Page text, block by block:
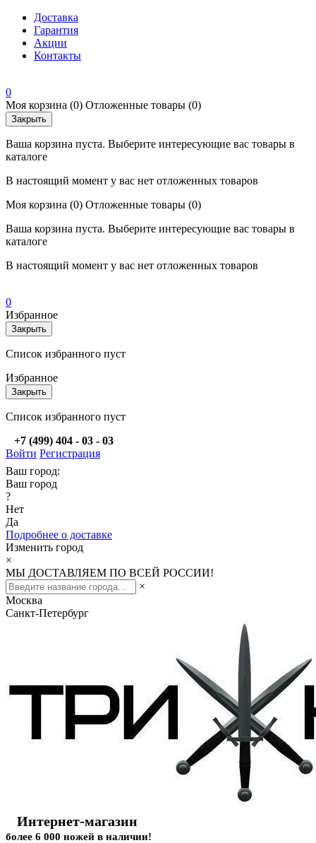
Доставка
Гарантия
Акции
Контакты
0
Моя корзина (0) Отложенные товары (0)
Закрыть
Ваша корзина пуста. Выберите интересующие вас товары в
каталоге
В настоящий момент у вас нет отложенных товаров
Моя корзина (0) Отложенные товары (0)
Ваша корзина пуста. Выберите интересующие вас товары в
каталоге
В настоящий момент у вас нет отложенных товаров
0
Избранное
Закрыть
Список избранного пуст
Избранное
Закрыть
Список избранного пуст
+7 (499) 404 - 03 - 03
Войти Регистрация
Ваш город:
Ваш город
?
Нет
Да
Подробнее о доставке
Изменить город
×
МЫ ДОСТАВЛЯЕМ ПО ВСЕЙ РОССИИ!
×
Москва
Санкт-Петербург
Интернет-магазин
более 6 000 ножей в наличии!